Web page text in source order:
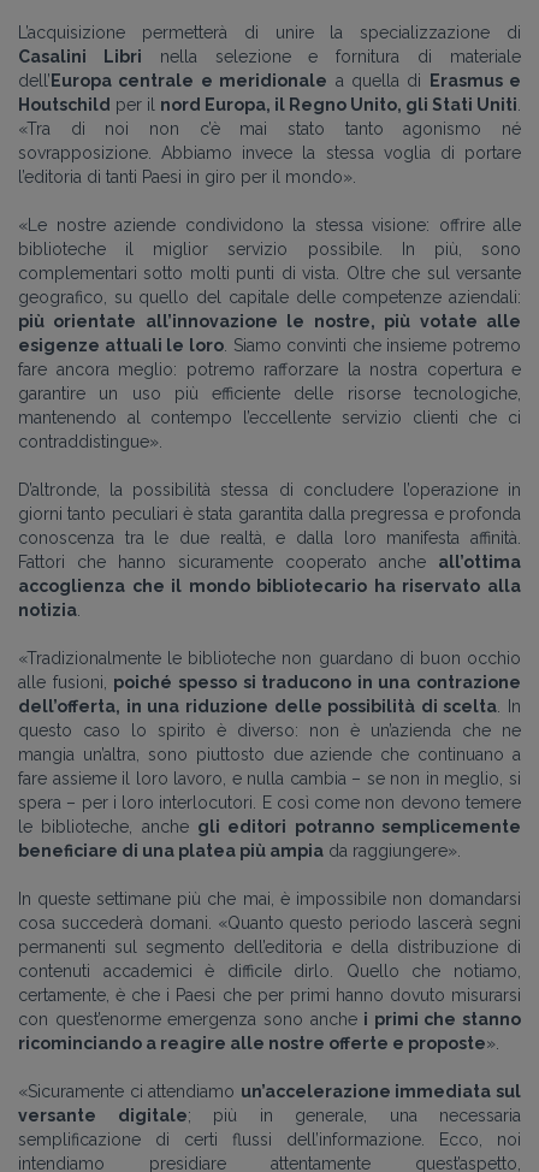
L’acquisizione permetterà di unire la specializzazione di
Casalini Libri nella selezione e fornitura di materiale
dell’ Europa centrale e meridionale a quella di
Erasmus e
Houtschild per il nord Europa, il Regno Unito, gli Stati Uniti
«Tra di noi non c’è mai stato tanto agonismo né
sovrapposizione. Abbiamo invece la stessa voglia di portare
l’editoria di tanti Paesi in giro per il mondo».
«Le nostre aziende condividono la stessa visione: offrire alle
biblioteche il miglior servizio possibile. In più, sono
complementari sotto molti punti di vista. Oltre che sul versante
geografico, su quello del capitale delle competenze aziendali:
più orientate all’innovazione le nostre, più votate alle
esigenze attuali le loro. Siamo convinti che insieme potremo
fare ancora meglio: potremo rafforzare la nostra copertura e
garantire un uso più efficiente delle risorse tecnologiche,
mantenendo al contempo l’eccellente servizio clienti che ci
contraddistingue».
D’altronde, la possibilità stessa di concludere l’operazione in
giorni tanto peculiari è stata garantita dalla pregressa e profonda
conoscenza tra le due realtà, e dalla loro manifesta affinità.
Fattori che hanno sicuramente cooperato anche all’ottima
accoglienza che il mondo bibliotecario ha riservato alla
notizia
«Tradizionalmente le biblioteche non guardano di buon occhio
alle fusioni, poiché spesso si traducono in una contrazione
dell’offerta, in una riduzione delle possibilità di scelta . In
questo caso lo spirito è diverso: non è un’azienda che ne
mangia un’altra, sono piuttosto due aziende che continuano a
fare assieme il loro lavoro, e nulla cambia – se non in meglio, si
spera – per i loro interlocutori. E così come non devono temere
le biblioteche, anche gli editori potranno semplicemente
beneficiare di una platea più ampia da raggiungere».
In queste settimane più che mai, è impossibile non domandarsi
cosa succederà domani. «Quanto questo periodo lascerà segni
permanenti sul segmento dell’editoria e della distribuzione di
contenuti accademici è difficile dirlo. Quello che notiamo,
certamente, è che i Paesi che per primi hanno dovuto misurarsi
con quest’enorme emergenza sono anche i primi che stanno
ricominciando a reagire alle nostre offerte e proposte».
«Sicuramente ci attendiamo un’accelerazione immediata sul
versante digitale; più in generale, una necessaria
semplificazione di certi flussi dell’informazione. Ecco, noi
intendiamo presidiare attentamente quest’aspetto,